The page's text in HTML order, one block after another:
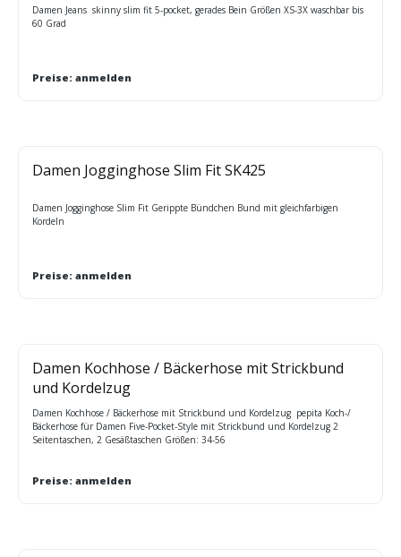
Damen Jeans skinny slim fit 5-pocket, gerades Bein Größen XS-3X waschbar bis
60 Grad
Preise: anmelden
Damen Jogginghose Slim Fit SK425
Damen Jogginghose Slim Fit Gerippte Bündchen Bund mit gleichfarbigen
Kordeln
Preise: anmelden
Damen Kochhose / Bäckerhose mit Strickbund
und Kordelzug
Damen Kochhose / Bäckerhose mit Strickbund und Kordelzug pepita Koch-/
Bäckerhose für Damen Five-Pocket-Style mit Strickbund und Kordelzug 2
Seitentaschen, 2 Gesäßtaschen Größen: 34-56
Preise: anmelden